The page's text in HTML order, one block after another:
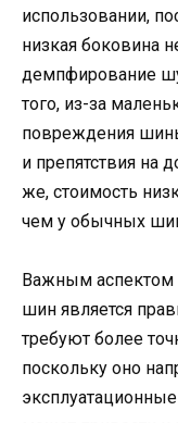
использовании,
низкая боковина
демпфирование
того, из-за
повреждения
и препятствия на
же, стоимость
чем у обычных
Важным аспектом
шин является
требуют более
поскольку оно